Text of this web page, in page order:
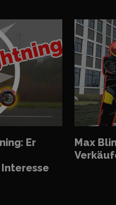
Er
Max